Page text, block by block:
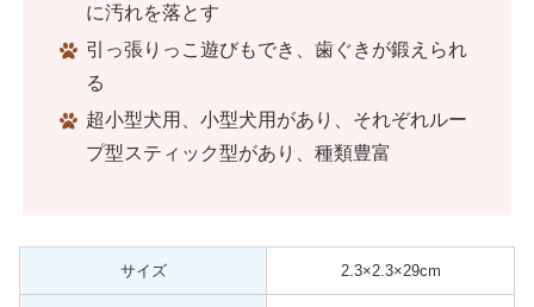
に汚れを落とす
引っ張りっこ遊びもでき、歯ぐきが鍛えられ
る
超小型犬用、小型犬用があり、それぞれルー
プ型スティック型があり、種類豊富
サイズ 2.3×2.3×29cm